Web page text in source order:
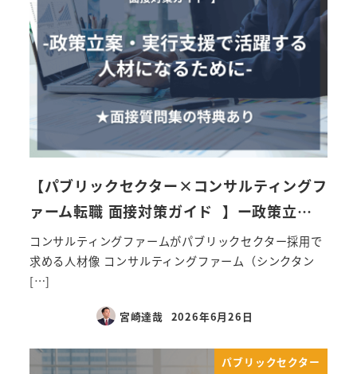
【パブリックセクター×コンサルティングフ
ァーム転職 面接対策ガイド 】ー政策立…
コンサルティングファームがパブリックセクター採用で
求める人材像 コンサルティングファーム（シンクタン
[…]
宮崎達哉 2026年6月26日
パブリックセクター